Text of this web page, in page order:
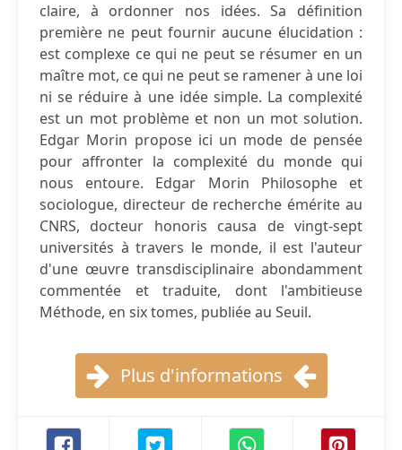
claire, à ordonner nos idées. Sa définition
première ne peut fournir aucune élucidation :
est complexe ce qui ne peut se résumer en un
maître mot, ce qui ne peut se ramener à une loi
ni se réduire à une idée simple. La complexité
est un mot problème et non un mot solution.
Edgar Morin propose ici un mode de pensée
pour affronter la complexité du monde qui
nous entoure. Edgar Morin Philosophe et
sociologue, directeur de recherche émérite au
CNRS, docteur honoris causa de vingt-sept
universités à travers le monde, il est l'auteur
d'une œuvre transdisciplinaire abondamment
commentée et traduite, dont l'ambitieuse
Méthode, en six tomes, publiée au Seuil.
Plus d'informations